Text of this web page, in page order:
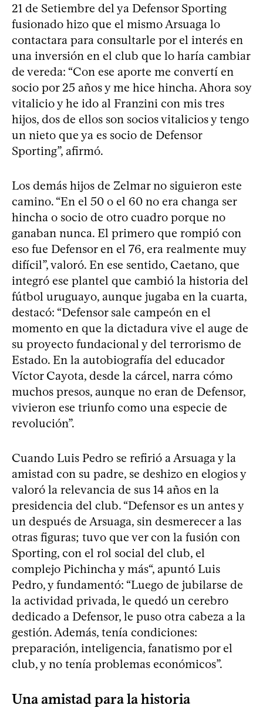
21 de Setiembre del ya Defensor Sporting
fusionado hizo que el mismo Arsuaga lo
contactara para consultarle por el interés en
una inversión en el club que lo haría cambiar
de vereda: “Con ese aporte me convertí en
socio por 25 años y me hice hincha. Ahora soy
vitalicio y he ido al Franzini con mis tres
hijos, dos de ellos son socios vitalicios y tengo
un nieto que ya es socio de Defensor
Sporting”, afirmó.
Los demás hijos de Zelmar no siguieron este
camino. “En el 50 o el 60 no era changa ser
hincha o socio de otro cuadro porque no
ganaban nunca. El primero que rompió con
eso fue Defensor en el 76, era realmente muy
difícil”, valoró. En ese sentido, Caetano, que
integró ese plantel que cambió la historia del
fútbol uruguayo, aunque jugaba en la cuarta,
destacó: “Defensor sale campeón en el
momento en que la dictadura vive el auge de
su proyecto fundacional y del terrorismo de
Estado. En la autobiografía del educador
Víctor Cayota, desde la cárcel, narra cómo
muchos presos, aunque no eran de Defensor,
vivieron ese triunfo como una especie de
revolución”.
Cuando Luis Pedro se refirió a Arsuaga y la
amistad con su padre, se deshizo en elogios y
valoró la relevancia de sus 14 años en la
presidencia del club. “Defensor es un antes y
un después de Arsuaga, sin desmerecer a las
otras figuras; tuvo que ver con la fusión con
Sporting, con el rol social del club, el
complejo Pichincha y más“, apuntó Luis
Pedro, y fundamentó: “Luego de jubilarse de
la actividad privada, le quedó un cerebro
dedicado a Defensor, le puso otra cabeza a la
gestión. Además, tenía condiciones:
preparación, inteligencia, fanatismo por el
club, y no tenía problemas económicos”.
Una amistad para la historia